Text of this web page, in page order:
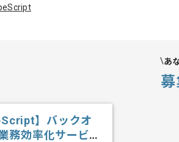
あ
】バックオ
務効率化サービス